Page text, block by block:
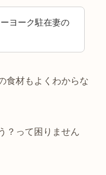
ヨーク駐在妻の
食材もよくわからな
？って困りません